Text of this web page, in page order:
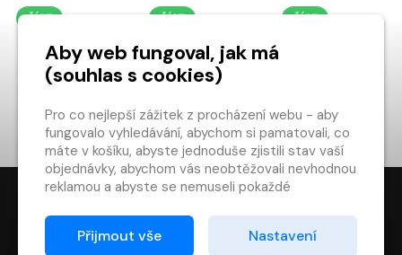
ČÍST ČÍST ČÍST
NAČÍST DALŠÍ…
1 2 4
Aby web fungoval, jak má
(souhlas s cookies)
Pro co nejlepší zážitek z procházení webu - aby
fungovalo vyhledávání, abychom si pamatovali, co
máte v košíku, abyste jednoduše zjistili stav vaší
objednávky, abychom vás neobtěžovali nevhodnou
reklamou a abyste se nemuseli pokaždé
Proto od vás potřebujeme souhlas se
zpracováním souborů cookies
Přijmout vše Nastavení